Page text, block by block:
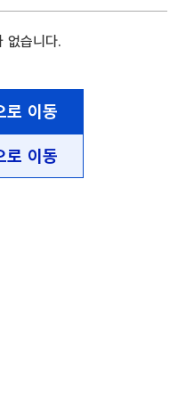
없습니다.
로 이동
로 이동